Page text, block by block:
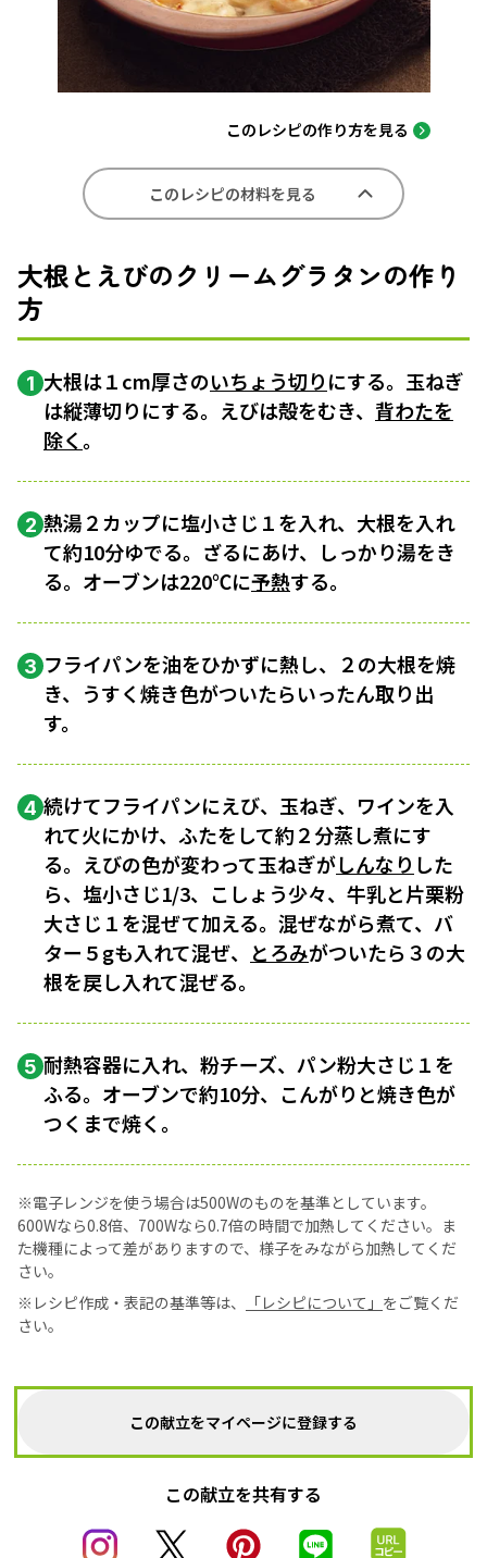
このレシピの作り方を見る
このレシピの材料を見る
大根とえびのクリームグラタンの作り
方
1 大根は１cm厚さのいちょう切りにする。玉ねぎ
は縦薄切りにする。えびは殻をむき、 背わたを
除く。
2 熱湯２カップに塩小さじ１を入れ、大根を入れ
て約10分ゆでる。ざるにあけ、しっかり湯をき
る。オーブンは220℃に予熱する。
3 フライパンを油をひかずに熱し、２の大根を焼
き、うすく焼き色がついたらいったん取り出
す。
4 続けてフライパンにえび、玉ねぎ、ワインを入
れて火にかけ、ふたをして約２分蒸し煮にす
る。えびの色が変わって玉ねぎがしんなり した
ら、塩小さじ1/3、こしょう少々、牛乳と片栗粉
大さじ１を混ぜて加える。混ぜながら煮て、バ
ター５gも入れて混ぜ、 とろみがついたら３の大
根を戻し入れて混ぜる。
5 耐熱容器に入れ、粉チーズ、パン粉大さじ１を
ふる。オーブンで約10分、こんがりと焼き色が
つくまで焼く。
※電子レンジを使う場合は500Wのものを基準としています。
600Wなら0.8倍、700Wなら0.7倍の時間で加熱してください。ま
た機種によって差がありますので、様子をみながら加熱してくだ
さい。
※レシピ作成・表記の基準等は、
「レシピについて」 をご覧くだ
さい。
この献立をマイページに登録する
この献立を共有する